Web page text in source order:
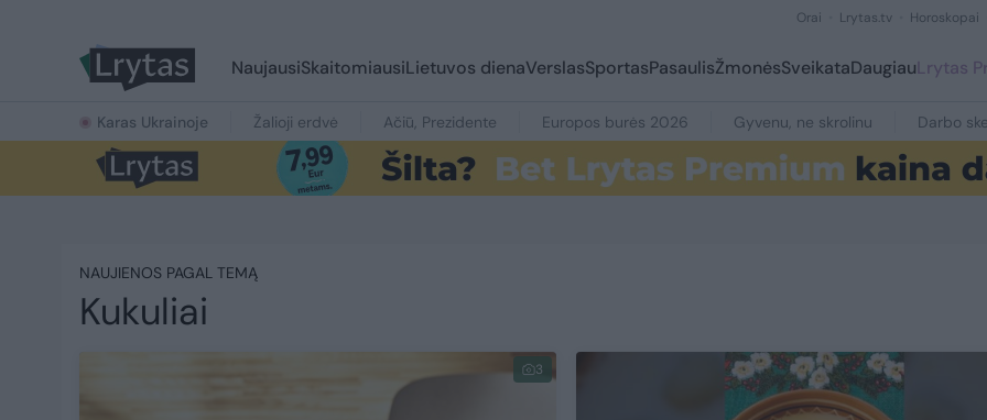
Orai Lrytas.tv Horoskopai
NaujausiSkaitomiausiLietuvos dienaVerslasSportasPasaulisŽmonėsSveikataDaugiauLrytas
Karas Ukrainoje Žalioji erdvė Ačiū, Prezidente Europos burės 2026 Gyvenu, ne skrolinu Darbo
NAUJIENOS PAGAL TEMĄ
Kukuliai
3